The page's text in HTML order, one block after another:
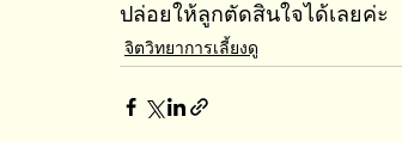
ปล่อยให้ลูกตัดสินใจได้เลยค่ะ
จิตวิทยาการเลี้ยงดู